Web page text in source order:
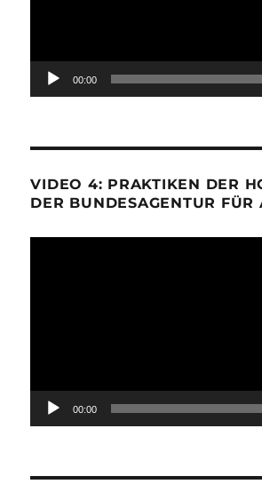
00:00
VIDEO 4: PRAKTIKEN DER
DER BUNDESAGENTUR FÜR
00:00